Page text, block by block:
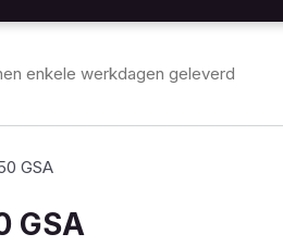
enkele werkdagen geleverd
GSA
GSA